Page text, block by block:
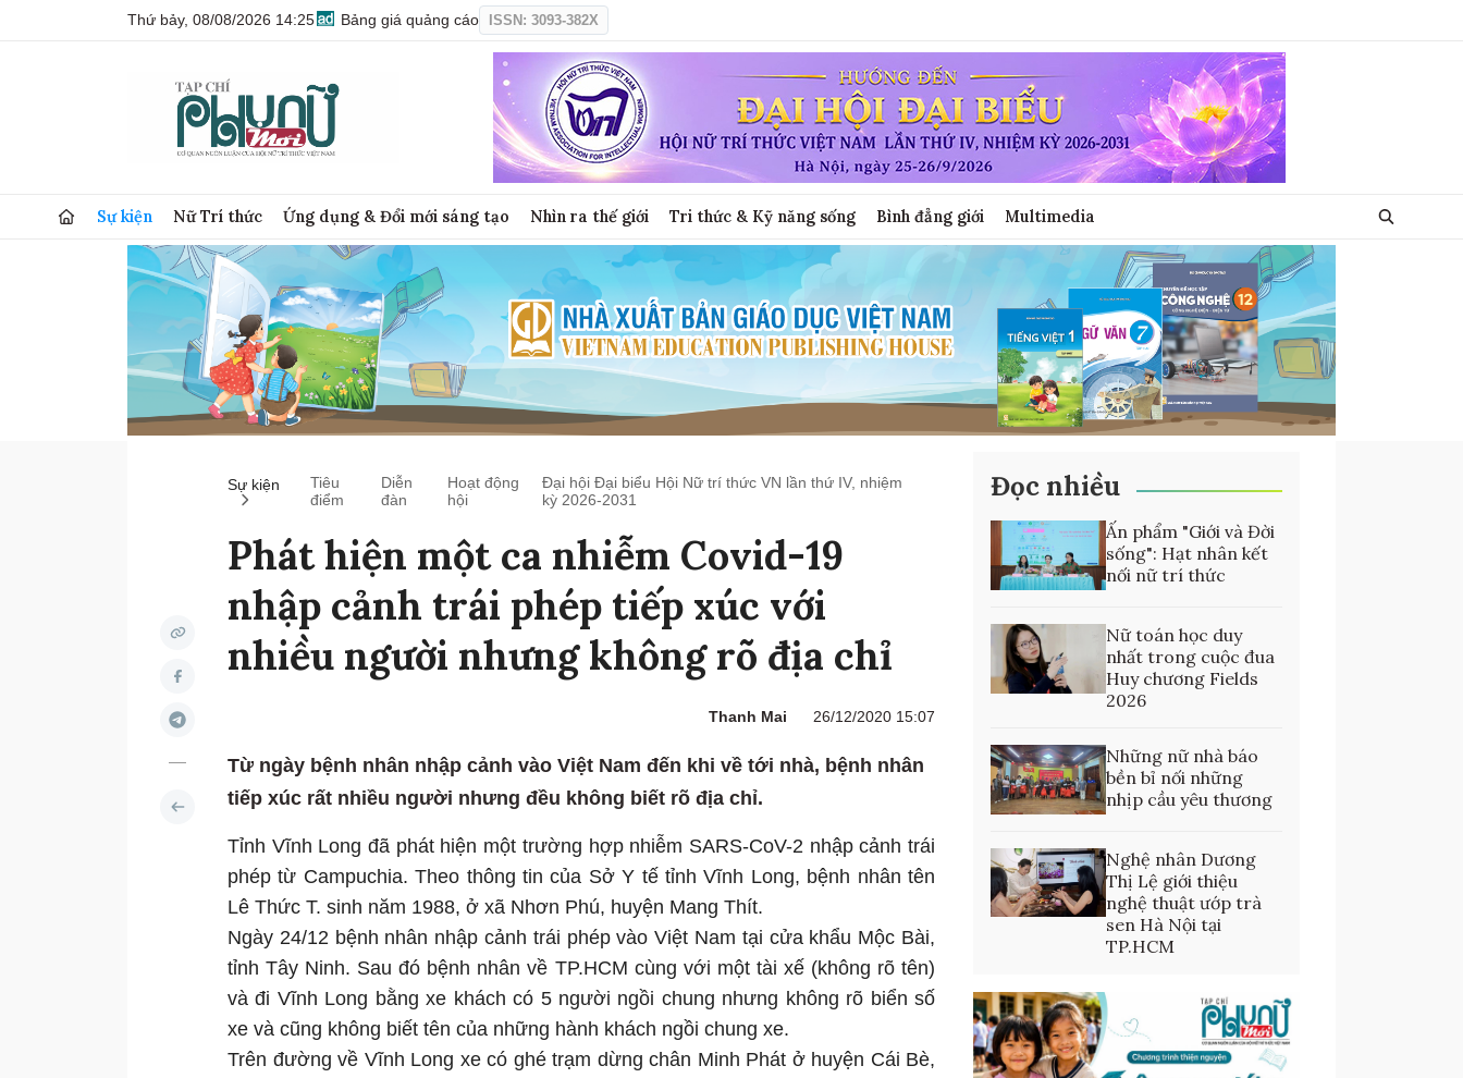
Thứ bảy, 08/08/2026 14:25 Bảng giá quảng cáo ISSN: 3093-382X
Sự kiện Nữ Trí thức Ứng dụng & Đổi mới sáng tạo Nhìn ra thế giới Tri thức & Kỹ năng sống Bình đẳng giới Multimedia
Sự kiện
Tiêu
điểm
Diễn
đàn
Hoạt động
hội
Đại hội Đại biểu Hội Nữ trí thức VN lần thứ IV, nhiệm
kỳ 2026-2031
Phát hiện một ca nhiễm Covid-19
nhập cảnh trái phép tiếp xúc với
nhiều người nhưng không rõ địa chỉ
Thanh Mai 26/12/2020 15:07
Từ ngày bệnh nhân nhập cảnh vào Việt Nam đến khi về tới nhà, bệnh nhân
tiếp xúc rất nhiều người nhưng đều không biết rõ địa chỉ.
Tỉnh Vĩnh Long đã phát hiện một trường hợp nhiễm SARS-CoV-2 nhập cảnh trái
phép từ Campuchia. Theo thông tin của Sở Y tế tỉnh Vĩnh Long, bệnh nhân tên
Lê Thức T. sinh năm 1988, ở xã Nhơn Phú, huyện Mang Thít.
Ngày 24/12 bệnh nhân nhập cảnh trái phép vào Việt Nam tại cửa khẩu Mộc Bài,
tỉnh Tây Ninh. Sau đó bệnh nhân về TP.HCM cùng với một tài xế (không rõ tên)
và đi Vĩnh Long bằng xe khách có 5 người ngồi chung nhưng không rõ biển số
xe và cũng không biết tên của những hành khách ngồi chung xe.
Trên đường về Vĩnh Long xe có ghé trạm dừng chân Minh Phát ở huyện Cái Bè,
Đọc nhiều
Ấn phẩm "Giới và Đời
sống": Hạt nhân kết
nối nữ trí thức
Nữ toán học duy
nhất trong cuộc đua
Huy chương Fields
2026
Những nữ nhà báo
bền bỉ nối những
nhịp cầu yêu thương
Nghệ nhân Dương
Thị Lệ giới thiệu
nghệ thuật ướp trà
sen Hà Nội tại
TP.HCM